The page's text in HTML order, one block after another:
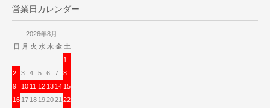
営業日カレンダー
2026年8月
日 月 火 水 木 金 土
1
2
3 4 5 6 7
8
9
10 11 12 13 14 15
16 17 18 192021 22